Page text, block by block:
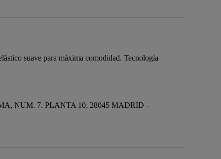
suave para máxima comodidad. Tecnología
NUM. 7. PLANTA 10. 28045 MADRID -